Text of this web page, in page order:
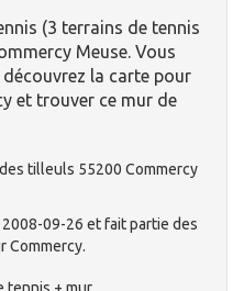
(3 terrains de tennis
Meuse. Vous
la carte pour
et trouver ce mur de
tilleuls 55200 Commercy
09-26 et fait partie des
Commercy.